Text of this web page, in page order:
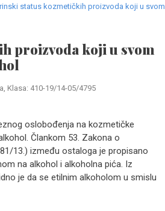
status kozmetičkih proizvoda koji u svom
proizvoda koji u svom
Klasa: 410-19/14-05/4795
oslobođenja na kozmetičke
Člankom 53. Zakona o
13.) između ostaloga je propisano
na alkohol i alkoholna pića. Iz
je da se etilnim alkoholom u smislu